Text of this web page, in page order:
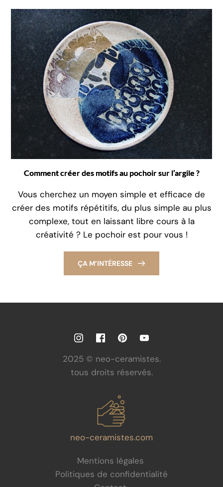
Comment créer des motifs au pochoir sur l’argile ?
Vous cherchez un moyen simple et efficace de
créer des motifs répétitifs, du plus simple au plus
complexe, tout en laissant libre cours à la
créativité ? Le pochoir est pour vous !
ÇA M’INTÉRESSE
Mentions légales
Politiques de confidentialité
neo-ceramistes.com
2025 © neo-ceramistes.
tous droits réservés.